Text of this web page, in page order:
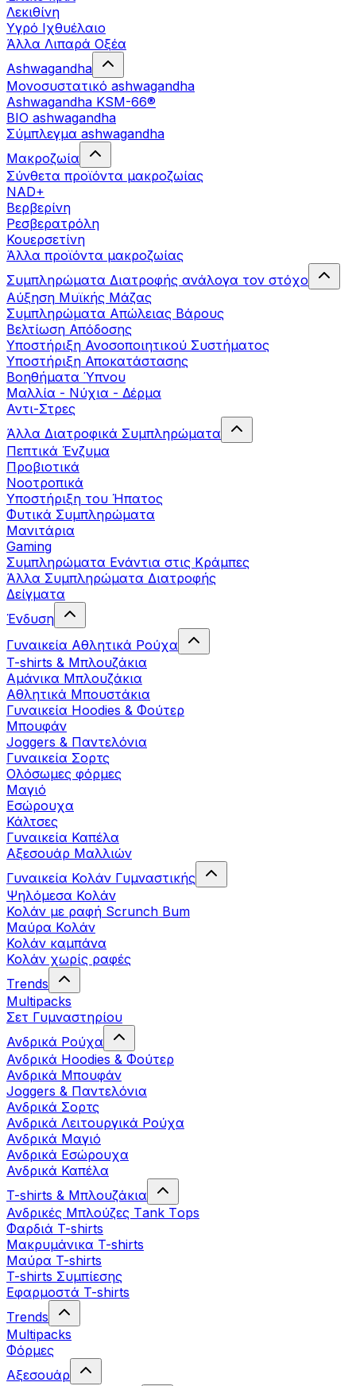
Λεκιθίνη
Υγρό Ιχθυέλαιο
Άλλα Λιπαρά Οξέα
Ashwagandha
Μονοσυστατικό ashwagandha
Ashwagandha KSM-66®
BIO ashwagandha
Σύμπλεγμα ashwagandha
Μακροζωία
Σύνθετα προϊόντα μακροζωίας
NAD+
Βερβερίνη
Ρεσβερατρόλη
Κουερσετίνη
Άλλα προϊόντα μακροζωίας
Συμπληρώματα Διατροφής ανάλογα τον στόχο
Αύξηση Μυϊκής Μάζας
Συμπληρώματα Aπώλειας Βάρους
Βελτίωση Απόδοσης
Υποστήριξη Ανοσοποιητικού Συστήματος
Yποστήριξη Αποκατάστασης
Βοηθήματα Ύπνου
Μαλλία - Νύχια - Δέρμα
Αντι-Στρες
Άλλα Διατροφικά Συμπληρώματα
Πεπτικά Ένζυμα
Προβιοτικά
Νοοτροπικά
Υποστήριξη του Ήπατος
Φυτικά Συμπληρώματα
Μανιτάρια
Gaming
Συμπληρώματα Ενάντια στις Κράμπες
Άλλα Συμπληρώματα Διατροφής
Δείγματα
Ένδυση
Γυναικεία Αθλητικά Ρούχα
T-shirts & Μπλουζάκια
Αμάνικα Μπλουζάκια
Aθλητικά Μπουστάκια
Γυναικεία Hoodies & Φούτερ
Μπουφάν
Joggers & Παντελόνια
Γυναικεία Σορτς
Ολόσωμες φόρμες
Μαγιό
Εσώρουχα
Κάλτσες
Γυναικεία Καπέλα
Αξεσουάρ Μαλλιών
Γυναικεία Κολάν Γυμναστικής
Ψηλόμεσα Κολάν
Κολάν με ραφή Scrunch Bum
Μαύρα Κολάν
Κολάν καμπάνα
Κολάν χωρίς ραφές
Trends
Multipacks
Σετ Γυμναστηρίου
Ανδρικά Ρούχα
Ανδρικά Hoodies & Φούτερ
Ανδρικά Μπουφάν
Joggers & Παντελόνια
Ανδρικά Σορτς
Ανδρικά Λειτουργικά Ρούχα
Ανδρικά Μαγιό
Ανδρικά Εσώρουχα
Ανδρικά Καπέλα
T-shirts & Μπλουζάκια
Ανδρικές Mπλούζες Τank Τops
Φαρδιά T-shirts
Μακρυμάνικα T-shirts
Μαύρα T-shirts
T-shirts Συμπίεσης
Εφαρμοστά T-shirts
Trends
Multipacks
Φόρμες
Αξεσουάρ